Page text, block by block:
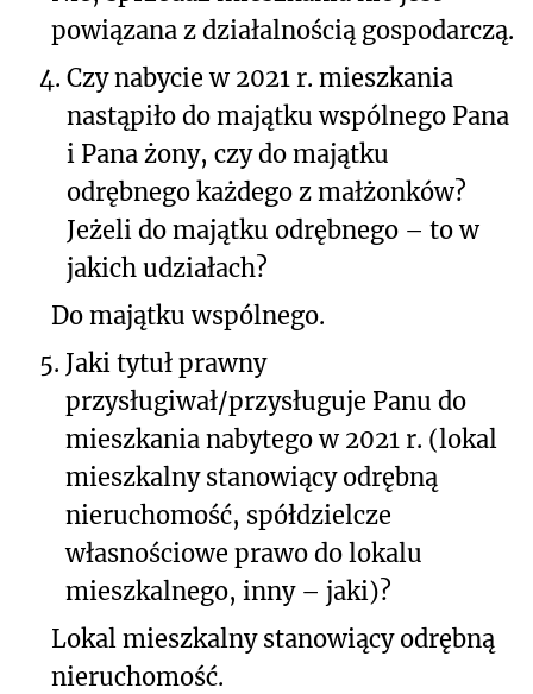
powiązana z działalnością gospodarczą.
4. Czy nabycie w 2021 r. mieszkania
nastąpiło do majątku wspólnego Pana
i Pana żony, czy do majątku
odrębnego każdego z małżonków?
Jeżeli do majątku odrębnego – to w
jakich udziałach?
Do majątku wspólnego.
5. Jaki tytuł prawny
przysługiwał/przysługuje Panu do
mieszkania nabytego w 2021 r. (lokal
mieszkalny stanowiący odrębną
nieruchomość, spółdzielcze
własnościowe prawo do lokalu
mieszkalnego, inny – jaki)?
Lokal mieszkalny stanowiący odrębną
nieruchomość.